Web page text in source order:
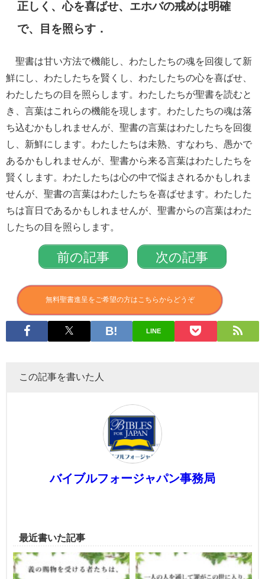
正しく、心を喜ばせ、エホバの戒めは明確
で、目を照らす．
聖書は甘い方法で機能し、わたしたちの魂を回復して新
鮮にし、わたしたちを賢くし、わたしたちの心を喜ばせ、
わたしたちの目を照らします。わたしたちが聖書を読むと
き、言葉はこれらの機能を現します。わたしたちの魂は落
ち込むかもしれませんが、聖書の言葉はわたしたちを回復
し、新鮮にします。わたしたちは未熟、すなわち、愚かで
あるかもしれませんが、聖書から来る言葉はわたしたちを
賢くします。わたしたちは心の中で悩まされるかもしれま
せんが、聖書の言葉はわたしたちを喜ばせます。わたした
ちは盲日であるかもしれませんが、聖書からの言葉はわた
したちの目を照らします。
前の記事 次の記事
無料聖書進呈をご希望の方はこちらからどうぞ
LINE
この記事を書いた人
バイブルフォージャパン事務局
最近書いた記事